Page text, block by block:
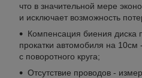
что в значительной мере
и исключает возможность
Компенсация биения диска
прокатки автомобиля на
с поворотного круга;
Отсутствие проводов -